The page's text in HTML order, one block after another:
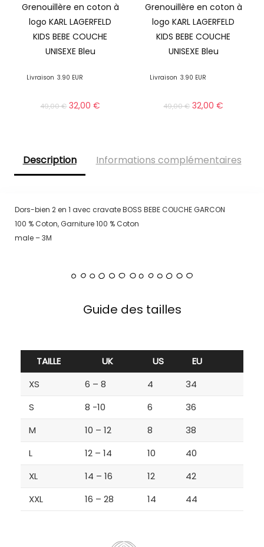
Grenouillère en coton à
logo KARL LAGERFELD
KIDS BEBE COUCHE
UNISEXE Bleu
Livraison 3.90 EUR
49,00€ 32,00€
Grenouillère en coton à
logo KARL LAGERFELD
KIDS BEBE COUCHE
UNISEXE Bleu
Livraison 3.90 EUR
49,00€ 32,00€
Description Informations complémentaires
Dors-bien 2 en 1 avec cravate BOSS BEBE COUCHE GARCON
100 % Coton, Garniture 100 % Coton
male – 3M
Guide des tailles
TAILLE UK US
EU
XS
6 – 8 4
34
S
8 -10 6
36
M
10 – 12 8
38
L
12 – 14 10
40
XL
14 – 16 12
42
XXL
16 – 28 14 44